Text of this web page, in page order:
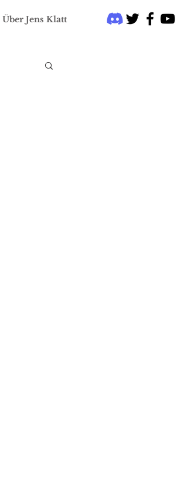
Über Jens Klatt